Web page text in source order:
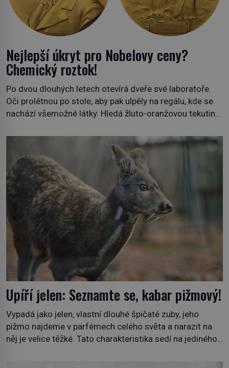
Nejlepší úkryt pro Nobelovy ceny?
Chemický roztok!
Po dvou dlouhých letech otevírá dveře své laboratoře.
Oči prolétnou po stole, aby pak ulpěly na regálu, kde se
nachází všemožné látky. Hledá žluto-oranžovou tekutinu,
plán dokončit. Pod termínem aqua regia se skrývá
směs s názvem lučavka královská. Svůj přídomek nemá
pro nic za nic, […]
Upíří jelen: Seznamte se, kabar pižmový!
Vypadá jako jelen, vlastní dlouhé špičaté zuby, jeho
pižmo najdeme v parfémech celého světa a narazit na
něj je velice těžké. Tato charakteristika sedí na jediného